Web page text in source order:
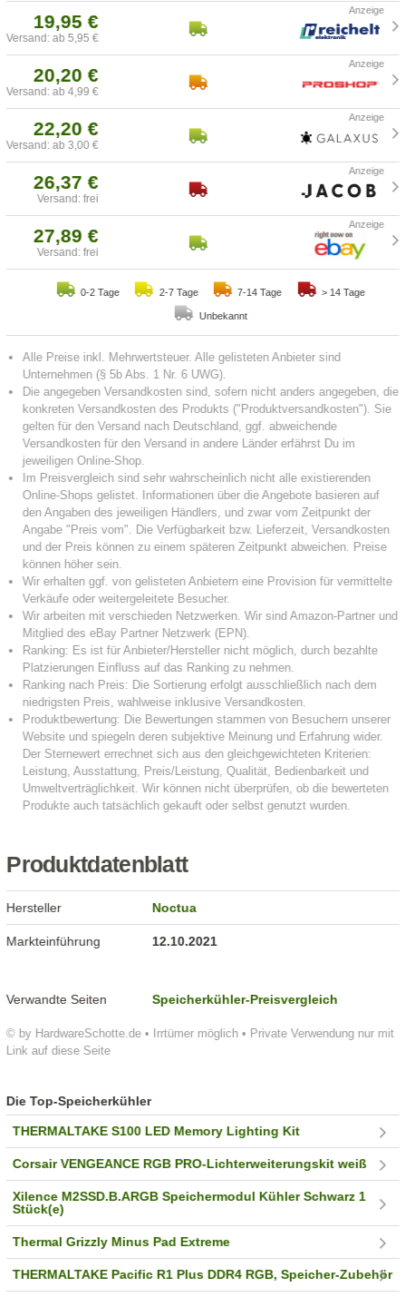
19,95 €
Versand: ab 5,95 €
20,20 €
Versand: ab 4,99 €
22,20 €
Versand: ab 3,00 €
26,37 €
Versand: frei
27,89 €
Versand: frei
0-2 Tage 2-7 Tage 7-14 Tage > 14 Tage
Unbekannt
Produktdatenblatt
© by HardwareSchotte.de • Irrtümer möglich • Private Verwendung nur mit
Link auf diese Seite
Hersteller Noctua
Markteinführung 12.10.2021
Verwandte Seiten Speicherkühler-Preisvergleich
Die Top-Speicherkühler
THERMALTAKE S100 LED Memory Lighting Kit
Corsair VENGEANCE RGB PRO-Lichterweiterungskit weiß
Xilence M2SSD.B.ARGB Speichermodul Kühler Schwarz 1
Stück(e)
Thermal Grizzly Minus Pad Extreme
THERMALTAKE Pacific R1 Plus DDR4 RGB, Speicher-Zubehör